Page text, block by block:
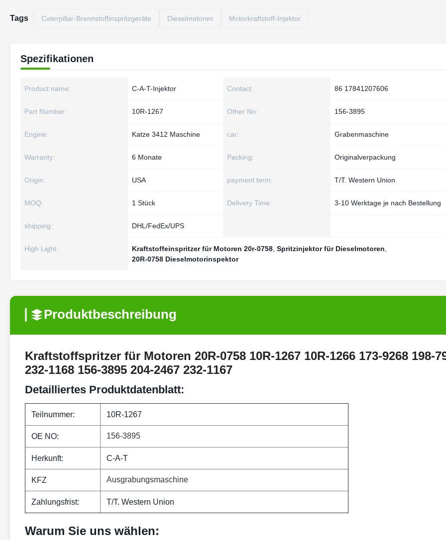
Tags Caterpillar-Brennstoffinspritzgeräte Dieselmotoren Motorkraftstoff-Injektor
Spezifikationen
Product name: C-A-T-Injektor Contact: 86 17841207606
Part Number: 10R-1267 Other No: 156-3895
Engine: Katze 3412 Maschine car: Grabenmaschine
Warranty: 6 Monate Packing: Originalverpackung
Origin: USA payment term: T/T. Western Union
MOQ: 1 Stück Delivery Time: 3-10 Werktage je nach Bestellung
shipping: DHL/FedEx/UPS
High Light: Kraftstoffeinspritzer für Motoren 20r-0758 Spritzinjektor für Dieselmotoren
20R-0758 Dieselmotorinspektor
Produktbeschreibung
Kraftstoffspritzer für Motoren 20R-0758 10R-1267 10R-1266 173-9268 198-
232-1168 156-3895 204-2467 232-1167
Detailliertes Produktdatenblatt:
Teilnummer: 10R-1267
OE NO: 156-3895
Herkunft: C-A-T
KFZ Ausgrabungsmaschine
Zahlungsfrist: T/T. Western Union
Warum Sie uns wählen: